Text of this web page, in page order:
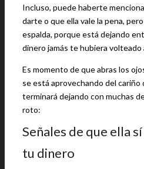
Incluso, puede haberte
darte o que ella vale la pena,
espalda, porque está dejando
dinero jamás te hubiera volteado
Es momento de que abras los
se está aprovechando del
terminará dejando con muchas
roto:
Señales de que ella
tu dinero